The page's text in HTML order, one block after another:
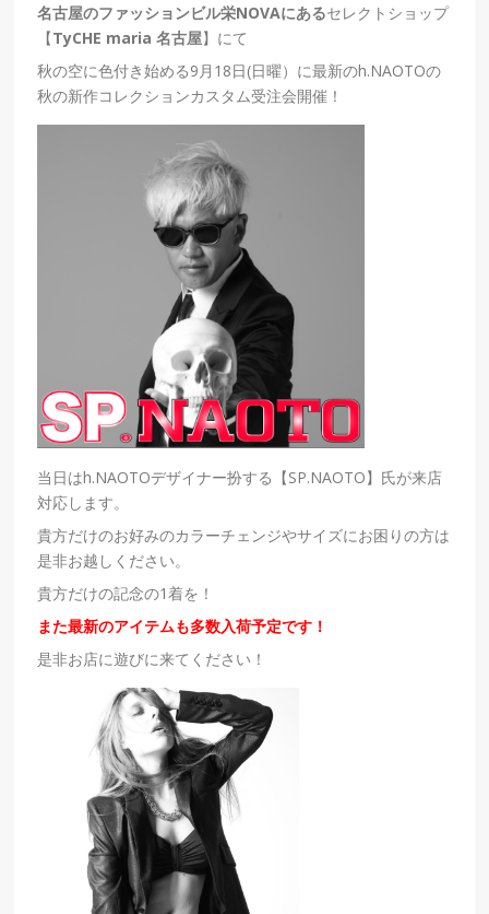
名古屋のファッションビル栄NOVAにあるセレクトショップ
【TyCHE maria 名古屋】にて
秋の空に色付き始める9月18日(日曜）に最新のh.NAOTOの
秋の新作コレクションカスタム受注会開催！
当日はh.NAOTOデザイナー扮する【SP.NAOTO】 氏が来店
対応します。
貴方だけのお好みのカラーチェンジやサイズにお困りの方は
是非お越しください。
貴方だけの記念の1着を！
また最新のアイテムも多数入荷予定です！
是非お店に遊びに来てください！